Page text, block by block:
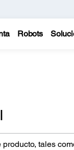
Robots
tales